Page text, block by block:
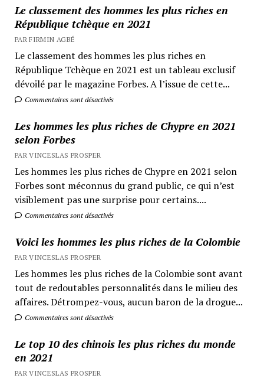
Le classement des hommes les plus riches en
République tchèque en 2021
PAR FIRMIN AGBÉ
Le classement des hommes les plus riches en
République Tchèque en 2021 est un tableau exclusif
dévoilé par le magazine Forbes. A l’issue de cette...
Commentaires sont désactivés
Les hommes les plus riches de Chypre en 2021
selon Forbes
PAR VINCESLAS PROSPER
Les hommes les plus riches de Chypre en 2021 selon
Forbes sont méconnus du grand public, ce qui n’est
visiblement pas une surprise pour certains....
Commentaires sont désactivés
Voici les hommes les plus riches de la Colombie
PAR VINCESLAS PROSPER
Les hommes les plus riches de la Colombie sont avant
tout de redoutables personnalités dans le milieu des
affaires. Détrompez-vous, aucun baron de la drogue...
Commentaires sont désactivés
Le top 10 des chinois les plus riches du monde
en 2021
PAR VINCESLAS PROSPER